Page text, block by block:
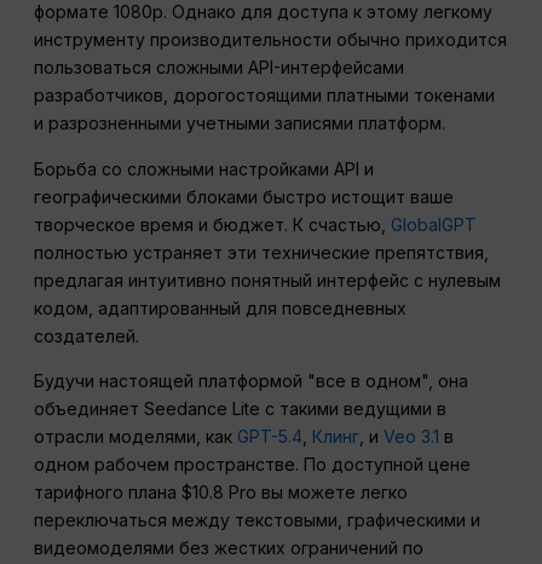
формате 1080p. Однако для доступа к этому легкому
инструменту производительности обычно приходится
пользоваться сложными API-интерфейсами
разработчиков, дорогостоящими платными токенами
и разрозненными учетными записями платформ.
Борьба со сложными настройками API и
географическими блоками быстро истощит ваше
творческое время и бюджет. К счастью, GlobalGPT
полностью устраняет эти технические препятствия,
предлагая интуитивно понятный интерфейс с нулевым
кодом, адаптированный для повседневных
создателей.
Будучи настоящей платформой "все в одном", она
объединяет Seedance Lite с такими ведущими в
отрасли моделями, как GPT-5.4 Клинг , иVeo 3.1 в
одном рабочем пространстве. По доступной цене
тарифного плана $10.8 Pro вы можете легко
переключаться между текстовыми, графическими и
видеомоделями без жестких ограничений по